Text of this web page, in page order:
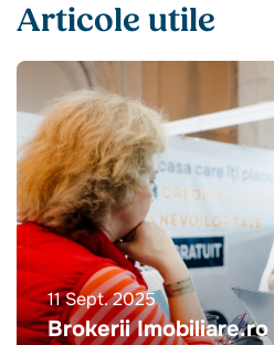
Articole utile
11 Sept. 2025
Brokerii